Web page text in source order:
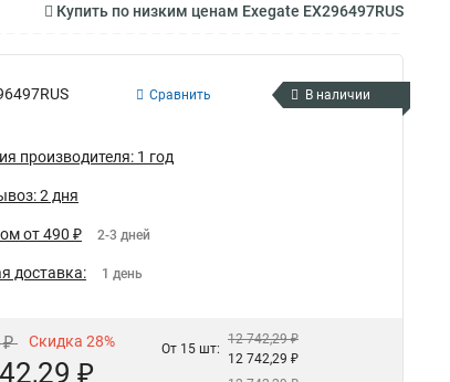
Купить по низким ценам Exegate EX296497RUS
Сравнить В наличии
производителя: 1 год
2 дня
от 490 ₽ 2-3 дней
доставка: 1 день
₽ Скидка 28%
₽
От 15 шт:
12 742,29 ₽
12 742,29 ₽